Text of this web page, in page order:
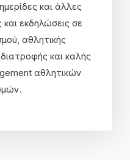
και άλλες
και εκδηλώσεις σε
αθλητικής
και καλής
αθλητικών